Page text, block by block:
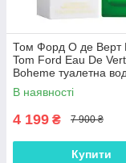
Том Форд О де Верт
Tom Ford Eau De Vert
Boheme туалетна
В наявності
4 199 ₴ 7 900 ₴
Купити